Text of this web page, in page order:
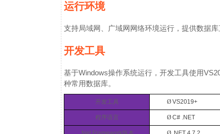
运行环境
支持局域网、广域网网络环境运行，提供数据
开发工具
基于Windows操作系统运行，开发工具使用
种常用数据库。
开发工具 ØVS2019+
程序语言 ØC# .NET